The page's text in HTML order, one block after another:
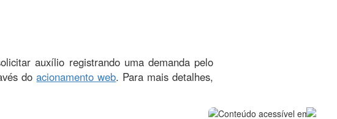
auxílio registrando uma demanda pelo
doacionamento web. Para mais detalhes,